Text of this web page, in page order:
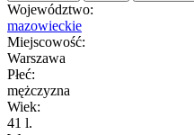
Województwo:
mazowieckie
Miejscowość:
Warszawa
Płeć:
mężczyzna
Wiek:
41 l.